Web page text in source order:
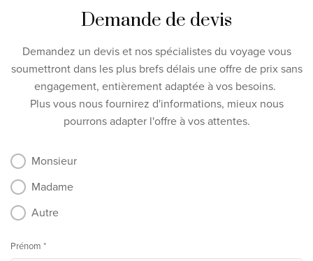
Demande de devis
Demandez un devis et nos spécialistes du voyage vous
soumettront dans les plus brefs délais une offre de prix sans
engagement, entièrement adaptée à vos besoins.
Plus vous nous fournirez d'informations, mieux nous
pourrons adapter l'offre à vos attentes.
Monsieur
Madame
Autre
Prénom *